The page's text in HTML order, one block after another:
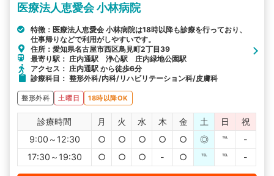
医療法人恵愛会 小林病院
特徴：医療法人恵愛会 小林病院は18時以降も診療を行っており、
仕事帰りなどで利用がしやすいです。
住所：愛知県名古屋市西区鳥見町2丁目39
最寄り駅： 庄内通駅 浄心駅 庄内緑地公園駅
アクセス： 庄内通駅 から徒歩6分
診療科目： 整形外科/内科/リハビリテーション科/皮膚科
整形外科 土曜日 18時以降OK
診療時間 月 火 水 木 金 土 日
祝
9:00～12:30
○ ○ ○ ○ ○ ◎ ℡
-
17:30～19:30
○ ○ ○ - ○ ℡ ℡ -